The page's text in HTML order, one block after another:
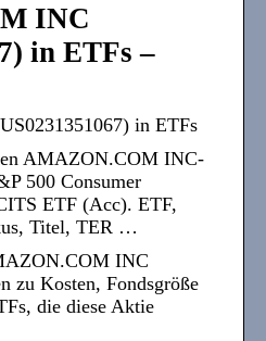
INC
in ETFs –
in ETFs
AMAZON.COM INC-
500 Consumer
ETF (Acc). ETF,
Titel, TER …
INC
zu Kosten, Fondsgröße
die diese Aktie